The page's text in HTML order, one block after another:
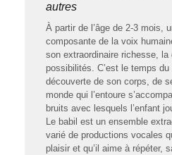
autres
À partir de l’âge de 2-3 mois,
composante de la voix
son extraordinaire richesse, la
possibilités. C’est le temps du
découverte de son corps, de
monde qui l’entoure
bruits avec lesquels l’enfant
Le babil est un ensemble
varié de productions vocales
plaisir et qu’il aime à répéter,